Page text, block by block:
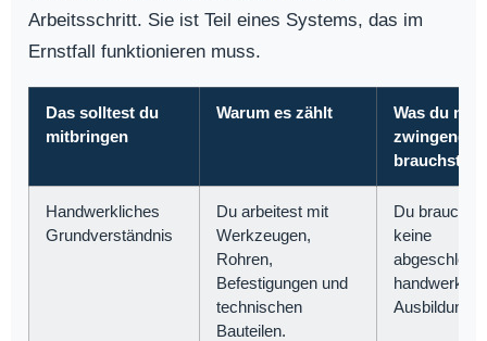
Arbeitsschritt. Sie ist Teil eines Systems, das im
Ernstfall funktionieren muss.
Das solltest du
mitbringen
Warum es zählt
Was du
zwingend
brauchst
Handwerkliches
Grundverständnis
Du arbeitest mit
Werkzeugen,
Rohren,
Befestigungen und
technischen
Bauteilen.
Du brauchst
keine
Ausbildung.